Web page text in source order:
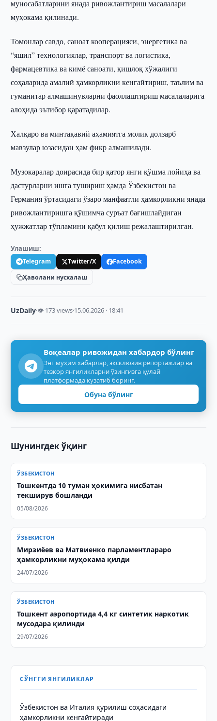
муносабатларини янада ривожлантириш масалалари
муҳокама қилинади.
Томонлар савдо, саноат кооперацияси, энергетика ва
“яшил” технологиялар, транспорт ва логистика,
фармацевтика ва кимё саноати, қишлоқ хўжалиги
соҳаларида амалий ҳамкорликни кенгайтириш, таълим ва
гуманитар алмашинувларни фаоллаштириш масалаларига
алоҳида эътибор қаратадилар.
Халқаро ва минтақавий аҳамиятга молик долзарб
мавзулар юзасидан ҳам фикр алмашилади.
Музокаралар доирасида бир қатор янги қўшма лойиҳа ва
дастурларни ишга тушириш ҳамда Ўзбекистон ва
Германия ўртасидаги ўзаро манфаатли ҳамкорликни янада
ривожлантиришга қўшимча суръат бағишлайдиган
ҳужжатлар тўпламини қабул қилиш режалаштирилган.
Улашиш:
Telegram Twitter/X
Facebook
Ҳаволани нусхалаш
UzDaily·👁 173 views·15.06.2026 · 18:41
Воқеалар ривожидан хабардор бўлинг
Энг муҳим хабарлар, эксклюзив репортажлар ва
тезкор янгиликларни ўзингизга қулай
платформада кузатиб боринг.
Обуна бўлинг
Шунингдек ўқинг
ЎЗБЕКИСТОН
Тошкентда 10 туман ҳокимига нисбатан
текширув бошланди
05/08/2026
ЎЗБЕКИСТОН
Мирзиёев ва Матвиенко парламентлараро
ҳамкорликни муҳокама қилди
24/07/2026
ЎЗБЕКИСТОН
Тошкент аэропортида 4,4 кг синтетик наркотик
мусодара қилинди
29/07/2026
СЎНГГИ ЯНГИЛИКЛАР
Ўзбекистон ва Италия қурилиш соҳасидаги
ҳамкорликни кенгайтиради